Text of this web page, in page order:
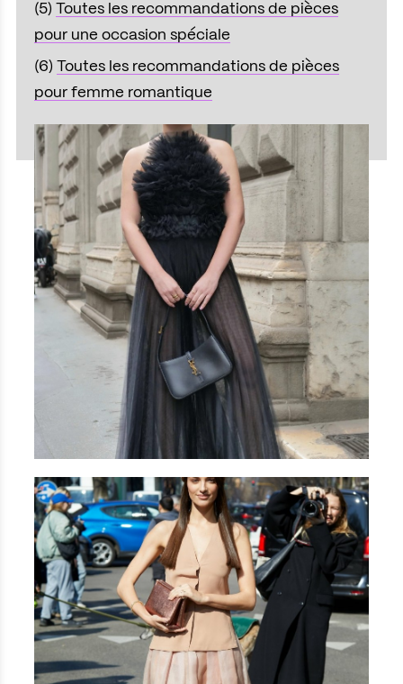
(5) Toutes les recommandations de pièces
pour une occasion spéciale
(6) Toutes les recommandations de pièces
pour femme romantique